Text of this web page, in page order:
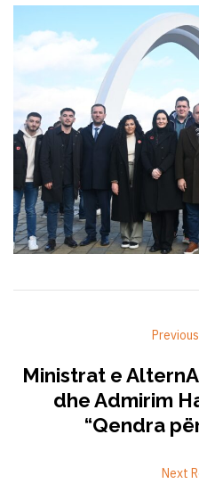
Ministrat e
dhe Admirim
“Qendra
Next